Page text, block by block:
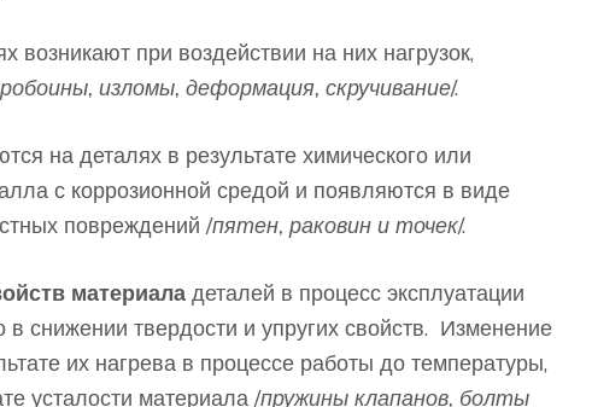
возникают при воздействии на них нагрузок,
изломы, деформация, скручивание/.
на деталях в результате химического или
с коррозионной средой и появляются в виде
повреждений /пятен, раковин и точек/.
материала деталей в процесс эксплуатации
снижении твердости и упругих свойств. Изменение
их нагрева в процессе работы до температуры,
усталости материала /пружины клапанов, болты